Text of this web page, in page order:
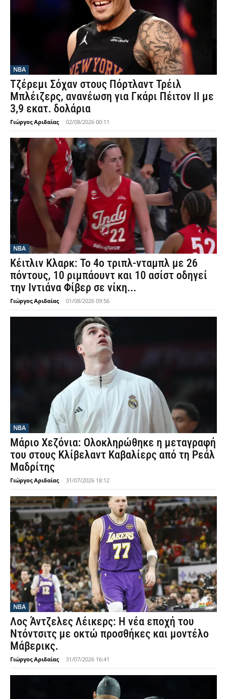
NBA
Τζέρεμι Σόχαν στους Πόρτλαντ Τρέιλ
Μπλέιζερς, ανανέωση για Γκάρι Πέιτον ΙΙ με
3,9 εκατ. δολάρια
Γιώργος Αριδαίας - 02/08/2026 00:11
NBA
Κέιτλιν Κλαρκ: Το 4ο τριπλ-νταμπλ με 26
πόντους, 10 ριμπάουντ και 10 ασίστ οδηγεί
την Ιντιάνα Φίβερ σε νίκη...
Γιώργος Αριδαίας - 01/08/2026 09:56
NBA
Μάριο Χεζόνια: Ολοκληρώθηκε η μεταγραφή
του στους Κλίβελαντ Καβαλίερς από τη Ρεάλ
Μαδρίτης
Γιώργος Αριδαίας - 31/07/2026 18:12
NBA
Λος Άντζελες Λέικερς: Η νέα εποχή του
Ντόντσιτς με οκτώ προσθήκες και μοντέλο
Μάβερικς.
Γιώργος Αριδαίας - 31/07/2026 16:41